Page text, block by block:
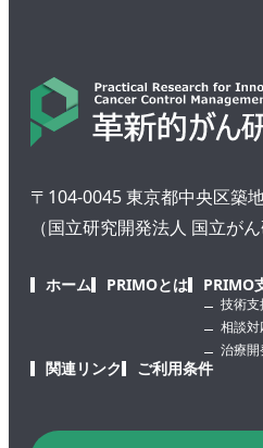
〒104-0045 東京都中央区築
（国立研究開発法人 国立が
ホーム PRIMOとは PRIMO
技術支
相談対
治療
関連リンク ご利用条件